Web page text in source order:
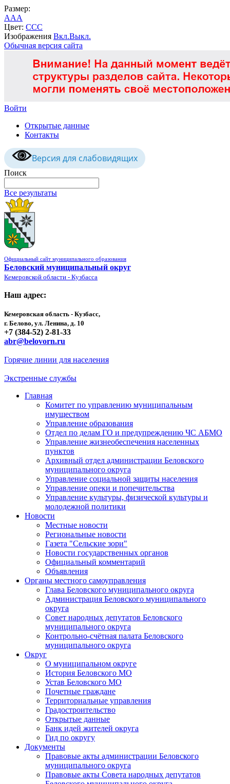
Размер:
AAA
Цвет: CCC
Изображения Вкл.Выкл.
Обычная версия сайта
Войти
Открытые данные
Контакты
Версия для слабовидящих
Поиск
Все результаты
Официальный сайт муниципального образования
Беловский муниципальный округ
Кемеровской области - Кузбасса
Наш адрес:
Кемеровская область - Кузбасс,
г. Белово, ул. Ленина, д. 10
+7 (384-52) 2-81-33
abr@belovorn.ru
Горячие линии для населения
Экстренные службы
Главная
Комитет по управлению муниципальным
имуществом
Управление образования
Отдел по делам ГО и предупреждению ЧС АБМО
Управление жизнеобеспечения населенных
пунктов
Архивный отдел администрации Беловского
муниципального округа
Управление социальной защиты населения
Управление опеки и попечительства
Управление культуры, физической культуры и
молодежной политики
Новости
Местные новости
Региональные новости
Газета "Сельские зори"
Новости государственных органов
Официальный комментарий
Объявления
Органы местного самоуправления
Глава Беловского муниципального округа
Администрация Беловского муниципального
округа
Совет народных депутатов Беловского
муниципального округа
Контрольно-счётная палата Беловского
муниципального округа
Округ
О муниципальном округе
История Беловского МО
Устав Беловского МО
Почетные граждане
Территориальные управления
Градостроительство
Открытые данные
Банк идей жителей округа
Гид по округу
Документы
Правовые акты администрации Беловского
муниципального округа
Правовые акты Совета народных депутатов